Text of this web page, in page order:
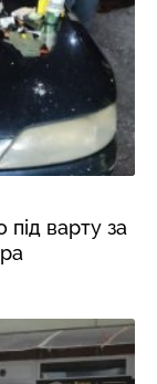
під варту за